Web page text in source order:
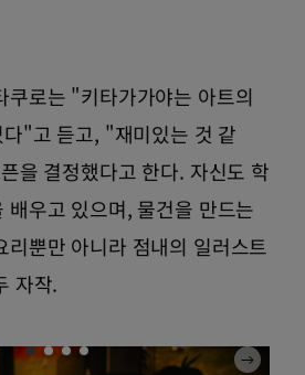
쿠로는 "키타가가야는 아트의
"고 듣고, "재미있는 것 같
을 결정했다고 한다. 자신도 학
배우고 있으며, 물건을 만드는
리뿐만 아니라 점내의 일러스트
자작.